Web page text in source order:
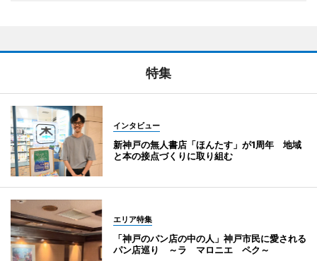
特集
インタビュー
新神戸の無人書店「ほんたす」が1周年 地域
と本の接点づくりに取り組む
エリア特集
「神戸のパン店の中の人」神戸市民に愛される
パン店巡り ～ラ マロニエ ペク～